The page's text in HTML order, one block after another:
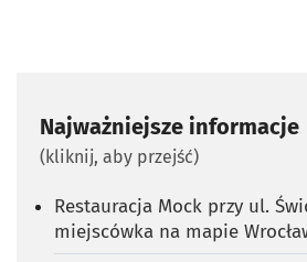
Najważniejsze informacje
(kliknij, aby przejść)
Restauracja Mock przy ul.
miejscówka na mapie